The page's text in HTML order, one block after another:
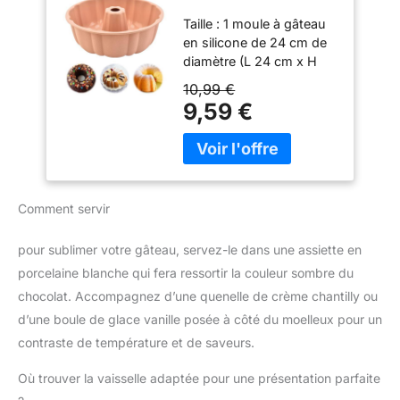
haut : 7 cm diamètre bas :
4,4 cm
Kouglof Silicone
Taille : 1 moule à gâteau
en silicone de 24 cm de
diamètre (L 24 cm x H
gâteau n'est pas collant,
facile à enlever, vous
pouvez le nettoyer en
quelques secondes (à la
fabriqué en silicone
alimentaire de qualité
résistance à la chaleur
(-45 °C à 230 °C). Le
moule à gugelhupf est
occasions spéciales
10,99 €
9,59 €
Comment servir
pour sublimer votre gâteau, servez-le dans une assiette en
porcelaine blanche qui fera ressortir la couleur sombre du
chocolat. Accompagnez d’une quenelle de crème chantilly ou
d’une boule de glace vanille posée à côté du moelleux pour un
contraste de température et de saveurs.
Où trouver la vaisselle adaptée pour une présentation parfaite